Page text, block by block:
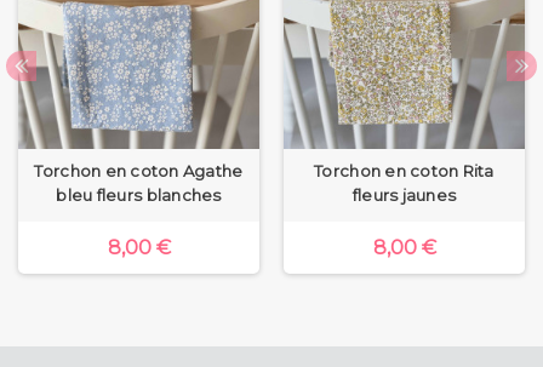
Torchon en coton Agathe
bleu fleurs blanches
8,00 €
Torchon en coton Rita
fleurs jaunes
8,00 €